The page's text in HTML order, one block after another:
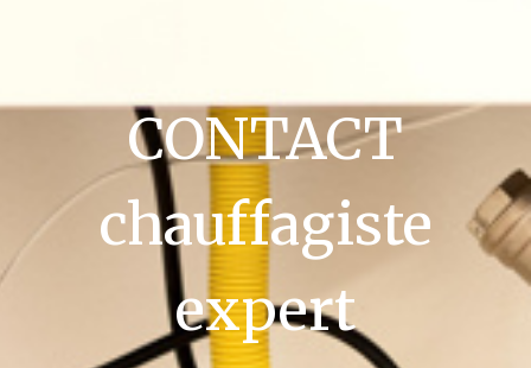
CONTACT
chauffagiste
expert